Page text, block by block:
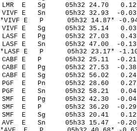
LMR E Sg 05h32 24.70
VIVF E Sn 05h32 32.93 -0.03
*VIVF E P 05h32 14.87* -0.94
VIVF E Sg 05h32 35.14
LASF E Pg 05h32 27.03 0.43
LASF E Sn 05h32 47.00 -
*LASF E P 05h32 23.17* -1.10
CABF E P 05h32 25.11 -0.21
CABF E Pg 05h32 27.53 -0.38
CABF E Sg 05h32 56.02
PGF E Pn 05h32 28.60 0.27
PGF E Sn 05h32 58.21
SMF E Pg 05h32 42.30 -0.04
SMF E P 05h32 36.20 -0.29
SMF E Sg 05h33 20.41
AVF E Sn 05h33 15.47 -